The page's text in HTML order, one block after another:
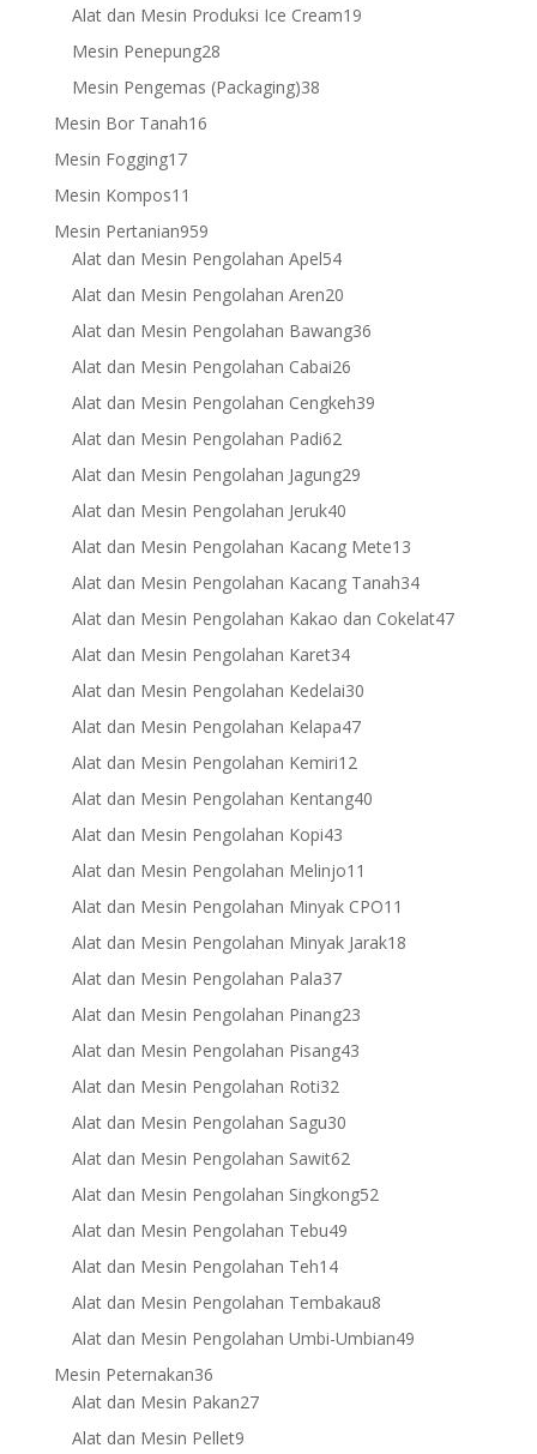
Alat dan Mesin Produksi Ice Cream1919
Mesin Penepung2828
products
Mesin Pengemas (Packaging)3838
Mesin Bor Tanah1616
Mesin Fogging1717
products
Mesin Kompos11
products
Mesin Pertanian959959
products
Alat dan Mesin Pengolahan Apel5454
products
Alat dan Mesin Pengolahan Aren2020
products
Alat dan Mesin Pengolahan Bawang3636
Alat dan Mesin Pengolahan Cabai2626
products
Alat dan Mesin Pengolahan Cengkeh3939
Alat dan Mesin Pengolahan Padi6262
products
Alat dan Mesin Pengolahan Jagung2929
Alat dan Mesin Pengolahan Jeruk4040
products
Alat dan Mesin Pengolahan Kacang Mete1313
products
Alat dan Mesin Pengolahan Kacang Tanah3434
products
Alat dan Mesin Pengolahan Kakao dan Cokelat4747
Alat dan Mesin Pengolahan Karet3434
products
Alat dan Mesin Pengolahan Kedelai3030
Alat dan Mesin Pengolahan Kelapa4747
Alat dan Mesin Pengolahan Kemiri1212
products
Alat dan Mesin Pengolahan Kentang4040
Alat dan Mesin Pengolahan Kopi4343
products
Alat dan Mesin Pengolahan Melinjo11
products
Alat dan Mesin Pengolahan Minyak CPO11
products
Alat dan Mesin Pengolahan Minyak Jarak1818
Alat dan Mesin Pengolahan Pala3737
products
Alat dan Mesin Pengolahan Pinang2323
Alat dan Mesin Pengolahan Pisang4343
Alat dan Mesin Pengolahan Roti3232
products
Alat dan Mesin Pengolahan Sagu3030
products
Alat dan Mesin Pengolahan Sawit6262
products
Alat dan Mesin Pengolahan Singkong5252
Alat dan Mesin Pengolahan Tebu4949
Alat dan Mesin Pengolahan Teh1414
products
Alat dan Mesin Pengolahan Tembakau88
products
Alat dan Mesin Pengolahan Umbi-Umbian4949
Mesin Peternakan3636
products
Alat dan Mesin Pakan2727
Alat dan Mesin Pellet99